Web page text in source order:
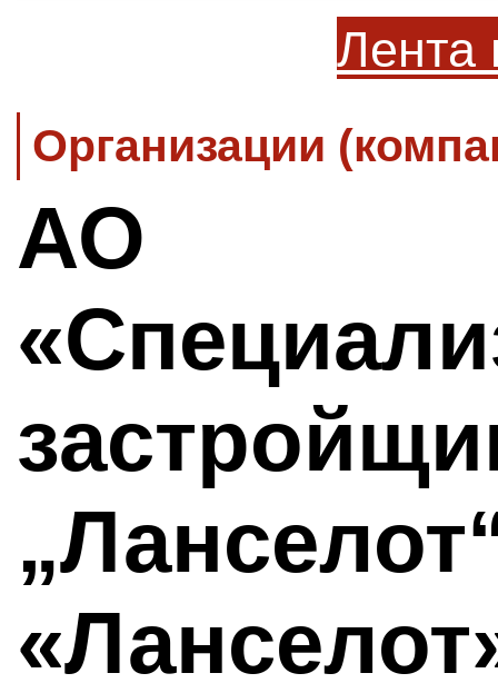
Лента
Организации
АО